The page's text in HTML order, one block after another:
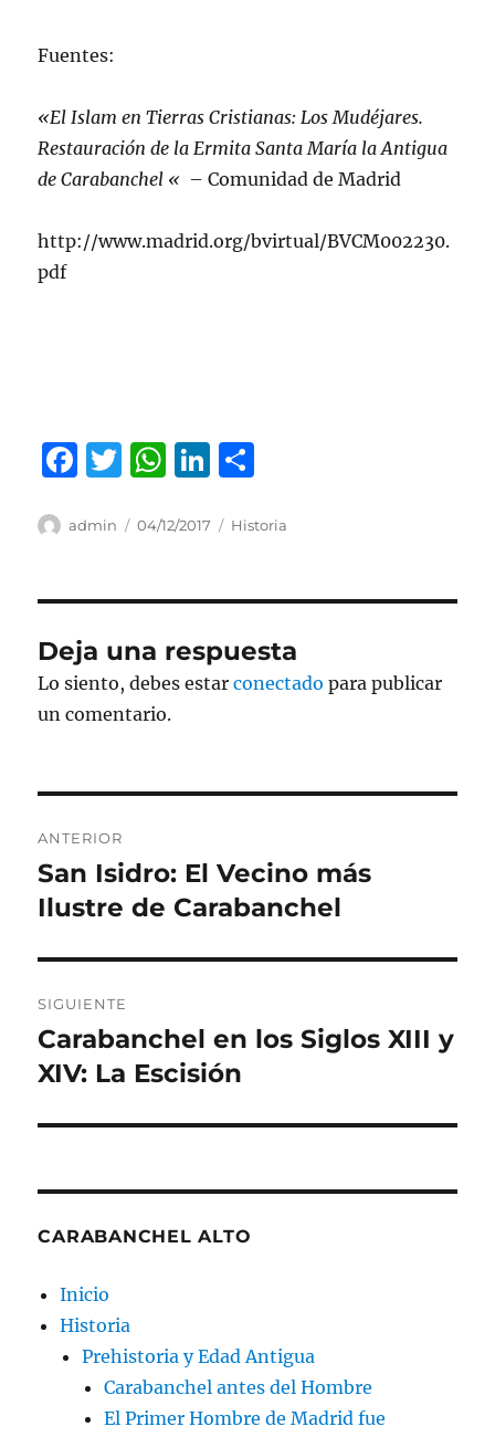
Fuentes:
«El Islam en Tierras Cristianas: Los Mudéjares.
Restauración de la Ermita Santa María la Antigua
de Carabanchel « – Comunidad de Madrid
http://www.madrid.org/bvirtual/BVCM002230.
pdf
F
c
b
o
o
k
T
it
r
W
at
A
p
p
Li
k
d
I
n
m
a
rt
ir
Autor
admin
Publicado
04/12/2017 Categorías
Historia
Deja una respuesta
Lo siento, debes estarconectado para publicar
un comentario.
de
entradas
ANTERIOR
Entrada
anterior:
San Isidro: El Vecino más
Ilustre de Carabanchel
SIGUIENTE
Entrada
siguiente:
Carabanchel en los Siglos XIII y
XIV: La Escisión
CARABANCHEL ALTO
Inicio
Historia
Prehistoria y Edad Antigua
Carabanchel antes del Hombre
El Primer Hombre de Madrid fue